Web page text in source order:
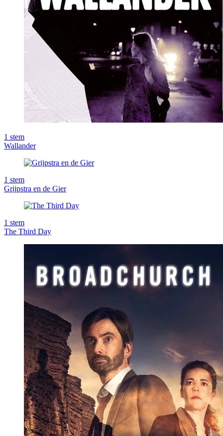
1 stem
Wallander
1 stem
Grijpstra en de Gier
1 stem
The Third Day